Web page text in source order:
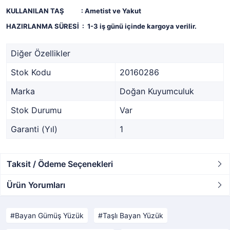
KULLANILAN TAŞ : Ametist ve Yakut
HAZIRLANMA SÜRESİ : 1-3 iş günü içinde kargoya verilir.
Diğer Özellikler
Stok Kodu
20160286
Marka
Doğan Kuyumculuk
Stok Durumu
Var
Garanti (Yıl)
1
Taksit / Ödeme Seçenekleri
Ürün Yorumları
Bayan Gümüş Yüzük Taşlı Bayan Yüzük